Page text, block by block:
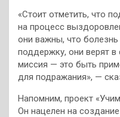
«Стоит отметить, что
на процесс
они важны, что
поддержку, они верят
миссия — это быть
для подражания», —
Напомним, проект
Он нацелен на